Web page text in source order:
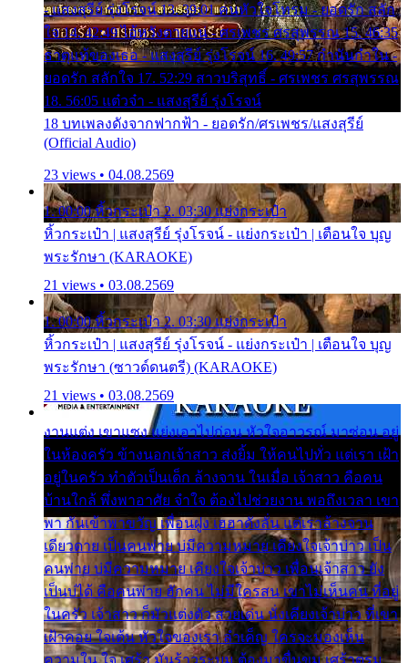
- แสงสุรีย์ รุ่งโรจน์ 13. 39:01 คนหัวใจโทรม - ยอดรัก สลัก
ใจ 14. 42:49 ไอ้หวังตายแน่ - ศรเพชร ศรสุพรรณ 15. 46:35
ธาตุแท้ของเธอ - แสงสุรีย์ รุ่งโรจน์ 16. 49:57 กำนันกำใน -
ยอดรัก สลักใจ 17. 52:29 สาวบริสุทธิ์ - ศรเพชร ศรสุพรรณ
18. 56:05 แต๋วจ๋า - แสงสุรีย์ รุ่งโรจน์
18 บทเพลงดังจากฟากฟ้า - ยอดรัก/ศรเพชร/แสงสุรีย์
(Official Audio)
23 views • 04.08.2569
1. 00:00 หิ้วกระเป๋า 2. 03:30 แย่งกระเป๋า
หิ้วกระเป๋า | แสงสุรีย์ รุ่งโรจน์ - แย่งกระเป๋า | เตือนใจ บุญ
พระรักษา (KARAOKE)
21 views • 03.08.2569
1. 00:00 หิ้วกระเป๋า 2. 03:30 แย่งกระเป๋า
หิ้วกระเป๋า | แสงสุรีย์ รุ่งโรจน์ - แย่งกระเป๋า | เตือนใจ บุญ
พระรักษา (ซาวด์ดนตรี) (KARAOKE)
21 views • 03.08.2569
งานแต่ง เขาแซง แย่งเอาไปก่อน หัวใจอาวรณ์ มาซ่อน อยู่
ในห้องครัว ข้างนอกเจ้าสาว ส่งยิ้ม ให้คนไปทั่ว แต่เรา เฝ้า
อยู่ในครัว ทำตัวเป็นเด็ก ล้างจาน ในเมื่อ เจ้าสาว คือคน
บ้านใกล้ พึ่งพาอาศัย จำใจ ต้องไปช่วยงาน พอถึงเวลา เขา
พา กันเข้าพาขวัญ เพื่อนฝูง เฮฮาดังลั่น แต่เราล้างจาน
เดียวดาย เป็นคนพ่าย บ่มีความหมาย เคียงใจเจ้าบ่าว เป็น
คนพ่าย บ่มีความหมาย เคียงใจเจ้าบ่าว เพื่อนเจ้าสาว ยัง
เป็นบ่ได้ คือคนพ่าย ฮักคน ไม่มีใครสน เขาไม่เห็นคน ที่อยู่
ในครัว เจ้าสาว ก็มัวแต่งตัว สวยเด่น นั่งเคียงเจ้าบ่าว ที่เขา
เฝ้าคอย ใจเต้น หัวใจของเรา ลำเค็ญ ใครจะมองเห็น
ความใน ใจ เศร้า มันร้าวระบม ต้องมาขื่นขม เศร้าตรม